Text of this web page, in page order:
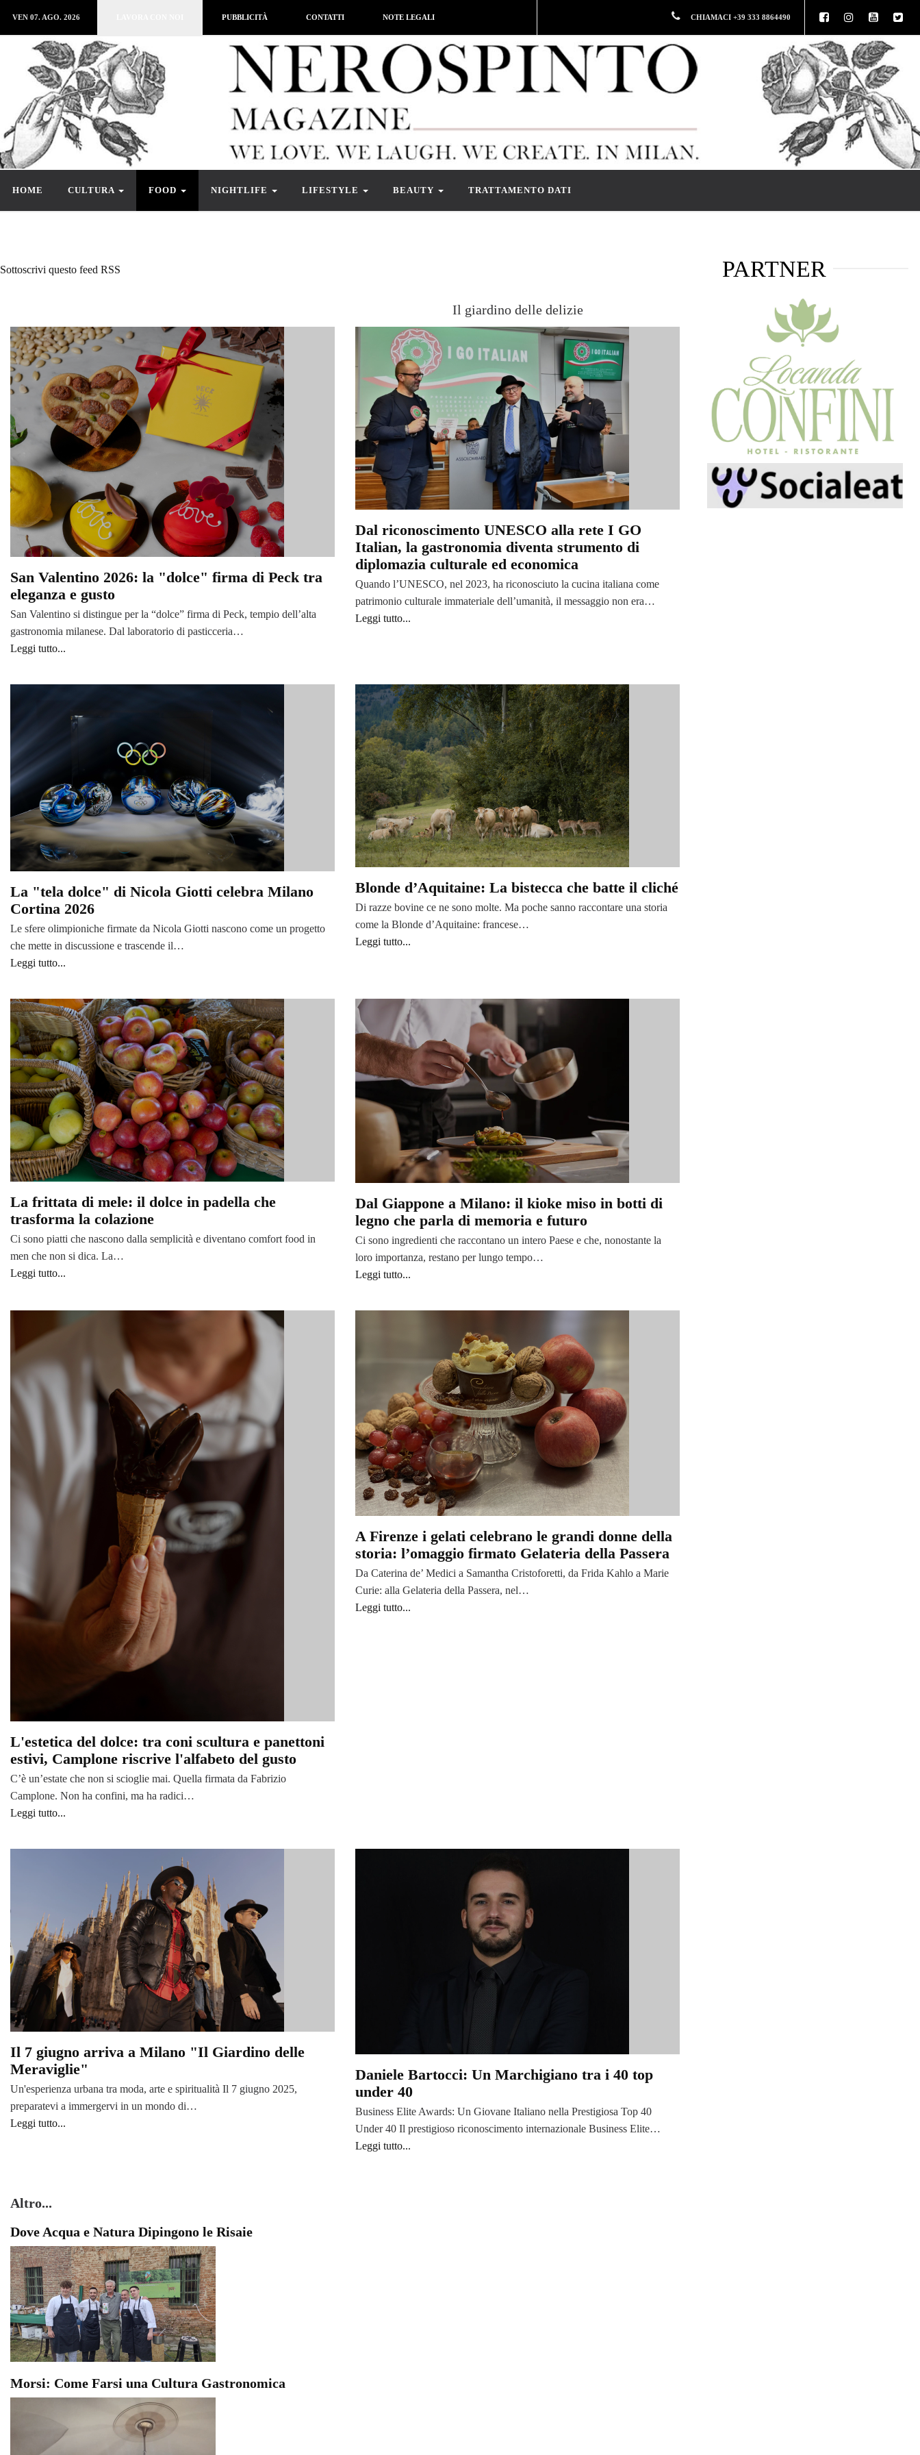
VEN 07. AGO. 2026 PUBBLICITÀ CONTATTI NOTE LEGALI CHIAMACI +39 333 8864490
HOME CULTURA FOOD NIGHTLIFE LIFESTYLE BEAUTY TRATTAMENTO DATI
Sottoscrivi questo feed RSS
Il giardino delle delizie
San Valentino 2026: la "dolce" firma di Peck tra
eleganza e gusto
San Valentino si distingue per la “dolce” firma di Peck, tempio dell’alta
gastronomia milanese. Dal laboratorio di pasticceria…
Leggi tutto...
Dal riconoscimento UNESCO alla rete I GO
Italian, la gastronomia diventa strumento di
diplomazia culturale ed economica
Quando l’UNESCO, nel 2023, ha riconosciuto la cucina italiana come
patrimonio culturale immateriale dell’umanità, il messaggio non era…
Leggi tutto...
La "tela dolce" di Nicola Giotti celebra Milano
Cortina 2026
Le sfere olimpioniche firmate da Nicola Giotti nascono come un progetto
che mette in discussione e trascende il…
Leggi tutto...
Blonde d’Aquitaine: La bistecca che batte il cliché
Di razze bovine ce ne sono molte. Ma poche sanno raccontare una storia
come la Blonde d’Aquitaine: francese…
Leggi tutto...
La frittata di mele: il dolce in padella che
trasforma la colazione
Ci sono piatti che nascono dalla semplicità e diventano comfort food in
men che non si dica. La…
Leggi tutto...
Dal Giappone a Milano: il kioke miso in botti di
legno che parla di memoria e futuro
Ci sono ingredienti che raccontano un intero Paese e che, nonostante la
loro importanza, restano per lungo tempo…
Leggi tutto...
L'estetica del dolce: tra coni scultura e panettoni
estivi, Camplone riscrive l'alfabeto del gusto
C’è un’estate che non si scioglie mai. Quella firmata da Fabrizio
Camplone. Non ha confini, ma ha radici…
Leggi tutto...
A Firenze i gelati celebrano le grandi donne della
storia: l’omaggio firmato Gelateria della Passera
Da Caterina de’ Medici a Samantha Cristoforetti, da Frida Kahlo a Marie
Curie: alla Gelateria della Passera, nel…
Leggi tutto...
Il 7 giugno arriva a Milano "Il Giardino delle
Meraviglie"
Un'esperienza urbana tra moda, arte e spiritualità Il 7 giugno 2025,
preparatevi a immergervi in un mondo di…
Leggi tutto...
Daniele Bartocci: Un Marchigiano tra i 40 top
under 40
Business Elite Awards: Un Giovane Italiano nella Prestigiosa Top 40
Under 40 Il prestigioso riconoscimento internazionale Business Elite…
Leggi tutto...
Altro...
Dove Acqua e Natura Dipingono le Risaie
Morsi: Come Farsi una Cultura Gastronomica
PARTNER